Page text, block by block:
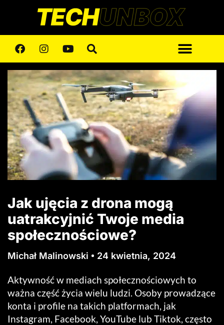
Jak ujęcia z drona mogą
uatrakcyjnić Twoje media
społecznościowe?
Michał Malinowski 24 kwietnia, 2024
Aktywność w mediach społecznościowych to
ważna część życia wielu ludzi. Osoby prowadzące
konta i profile na takich platformach, jak
Instagram, Facebook, YouTube lub Tiktok, często